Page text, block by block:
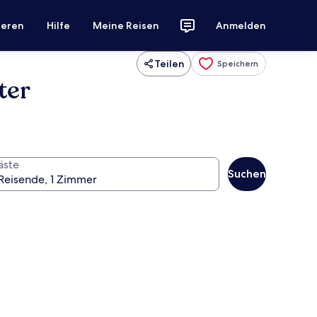
Hilfe Meine Reisen Anmelden
Teilen Speichern
Suchen